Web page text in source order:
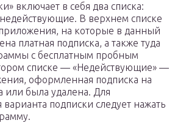
включает в себя два списка:
В верхнем списке
на которые в данный
платная подписка, а также туда
с бесплатным пробным
списке — «Недействующие» —
оформленная подписка на
или была удалена. Для
подписки следует нажать